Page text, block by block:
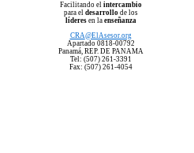
Facilitando el intercambio
para el desarrollode los
líderesen la enseñanza
CRA@ElAsesor.org
Apartado 0818-00792
Panamá, REP. DE PANAMA
Tel: (507) 261-3391
Fax: (507) 261-4054